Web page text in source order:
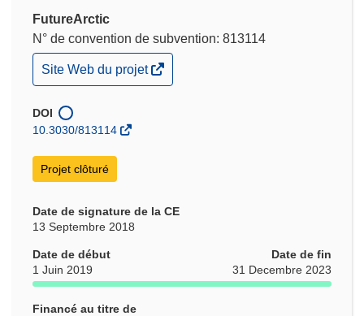
FutureArctic
N° de convention de subvention: 813114
(s’ouvre
dans
nouvelle
fenêtre)
Site Web du projet
DOI
10.3030/813114
Projet clôturé
Date de signature de la CE
13 Septembre 2018
Date de début
1 Juin 2019
Date de fin
31 Decembre 2023
Financé au titre de